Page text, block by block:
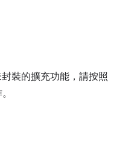
裝的擴充功能，請按照